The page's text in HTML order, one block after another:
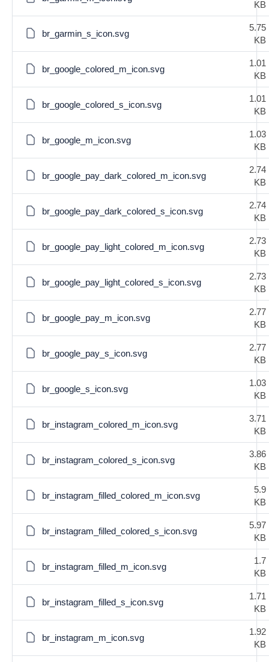
KB
br_garmin_s_icon.svg
5.75
KB
br_google_colored_m_icon.svg
1.01
KB
br_google_colored_s_icon.svg
1.01
KB
br_google_m_icon.svg
1.03
KB
br_google_pay_dark_colored_m_icon.svg
2.74
KB
br_google_pay_dark_colored_s_icon.svg
2.74
KB
br_google_pay_light_colored_m_icon.svg
2.73
KB
br_google_pay_light_colored_s_icon.svg
2.73
KB
br_google_pay_m_icon.svg
2.77
KB
br_google_pay_s_icon.svg
2.77
KB
br_google_s_icon.svg
1.03
KB
br_instagram_colored_m_icon.svg
3.71
KB
br_instagram_colored_s_icon.svg
3.86
KB
br_instagram_filled_colored_m_icon.svg
5.9
KB
br_instagram_filled_colored_s_icon.svg
5.97
KB
br_instagram_filled_m_icon.svg
1.7
KB
br_instagram_filled_s_icon.svg
1.71
KB
br_instagram_m_icon.svg
1.92
KB